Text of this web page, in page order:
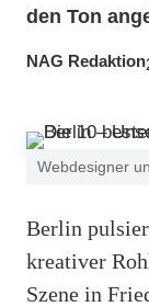
den Ton
NAG Redaktion
Webdesigner
Berlin
kreativer
Szene in